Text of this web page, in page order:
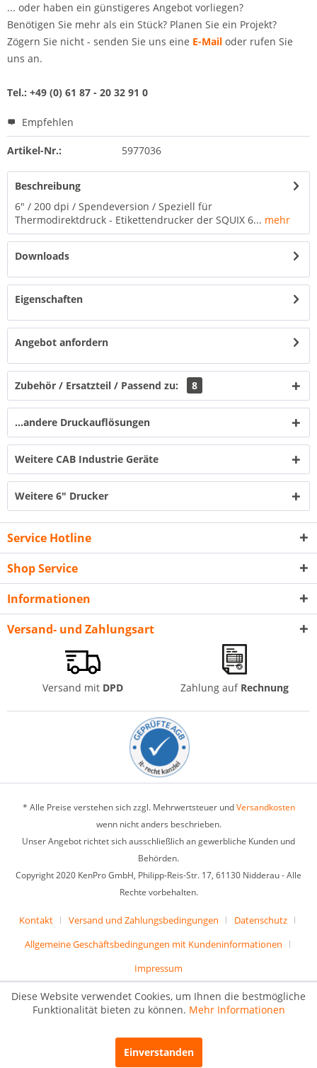
... oder haben ein günstigeres Angebot vorliegen?
Benötigen Sie mehr als ein Stück? Planen Sie ein Projekt?
Zögern Sie nicht - senden Sie uns eine E-Mail oder rufen Sie
uns an.
Tel.: +49 (0) 61 87 - 20 32 91 0
Empfehlen
Artikel-Nr.: 5977036
Beschreibung
6" / 200 dpi / Spendeversion / Speziell für
Thermodirektdruck - Etikettendrucker der SQUIX 6... mehr
Downloads
Eigenschaften
Angebot anfordern
Zubehör / Ersatzteil / Passend zu: 8
...andere Druckauflösungen
Weitere CAB Industrie Geräte
Weitere 6" Drucker
Service Hotline
Shop Service
Informationen
Versand- und Zahlungsart
Versand mit DPD Zahlung auf Rechnung
* Alle Preise verstehen sich zzgl. Mehrwertsteuer undVersandkosten
wenn nicht anders beschrieben.
Unser Angebot richtet sich ausschließlich an gewerbliche Kunden und
Behörden.
Copyright 2020 KenPro GmbH, Philipp-Reis-Str. 17, 61130 Nidderau - Alle
Rechte vorbehalten.
Kontakt Versand und Zahlungsbedingungen
Datenschutz
Allgemeine Geschäftsbedingungen mit Kundeninformationen
Impressum
Diese Website verwendet Cookies, um Ihnen die bestmögliche
Funktionalität bieten zu können. Mehr Informationen
Einverstanden